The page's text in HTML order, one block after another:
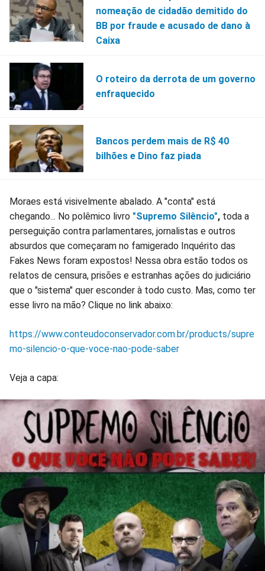
nomeação de cidadão demitido do
BB por fraude e acusado de dano à
Caixa
O roteiro da derrota de um governo
enfraquecido
Bancos perdem mais de R$ 40
bilhões e Dino faz piada
Moraes está visivelmente abalado. A "conta" está
chegando... No polêmico livro "Supremo Silêncio", toda a
perseguição contra parlamentares, jornalistas e outros
absurdos que começaram no famigerado Inquérito das
Fakes News foram expostos! Nessa obra estão todos os
relatos de censura, prisões e estranhas ações do judiciário
que o "sistema" quer esconder à todo custo. Mas, como ter
esse livro na mão? Clique no link abaixo:
https://www.conteudoconservador.com.br/products/supre
mo-silencio-o-que-voce-nao-pode-saber
Veja a capa: